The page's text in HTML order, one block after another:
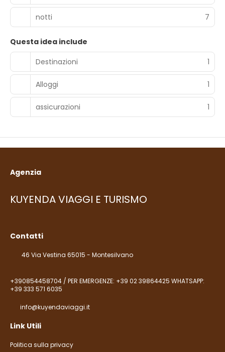
notti 7
Questa idea include
Destinazioni
1
Alloggi 1
assicurazioni 1
Agenzia
KUYENDA VIAGGI E TURISMO
Contatti
46 Via Vestina 65015 - Montesilvano
+390854458704 / PER EMERGENZE: +39 02 39864425 WHATSAPP:
+39 333 571 6035
info@kuyendaviaggi.it
Link Utili
Politica sulla privacy